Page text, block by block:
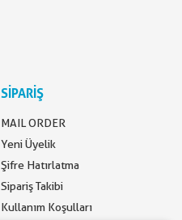
SİPARİŞ
MAIL ORDER
Yeni Üyelik
Şifre Hatırlatma
Sipariş Takibi
Kullanım Koşulları